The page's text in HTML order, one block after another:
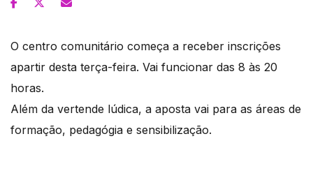
O centro comunitário começa a receber inscrições
apartir desta terça-feira. Vai funcionar das 8 às 20
horas.
Além da vertende lúdica, a aposta vai para as áreas de
formação, pedagógia e sensibilização.